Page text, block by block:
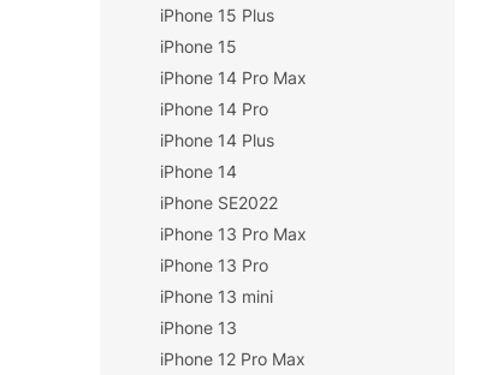
iPhone 15 Plus
iPhone 15
iPhone 14 Pro Max
iPhone 14 Pro
iPhone 14 Plus
iPhone 14
iPhone SE2022
iPhone 13 Pro Max
iPhone 13 Pro
iPhone 13 mini
iPhone 13
iPhone 12 Pro Max